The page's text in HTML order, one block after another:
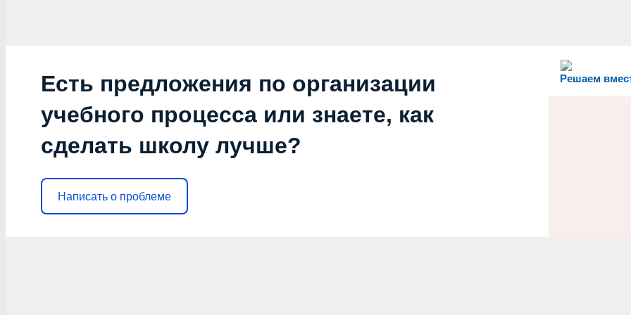
Решаем
Есть предложения по организации
учебного процесса или знаете, как
сделать школу лучше?
Написать о проблеме